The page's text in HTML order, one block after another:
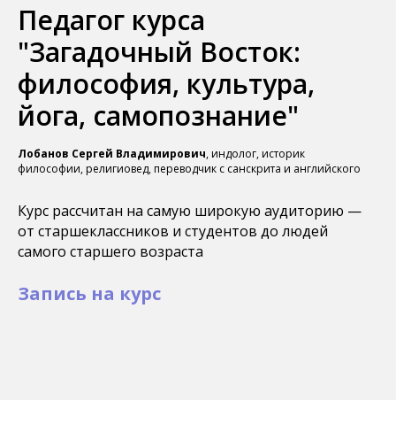
Педагог курса
"Загадочный Восток:
философия, культура,
йога, самопознание"
Лобанов Сергей Владимирович, индолог, историк
философии, религиовед, переводчик с санскрита и английского
Курс рассчитан на самую широкую аудиторию —
от старшеклассников и студентов до людей
самого старшего возраста
Запись на курс